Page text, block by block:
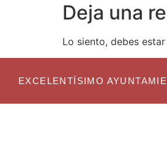
Deja una
Lo siento, debes estar
EXCELENTÍSIMO